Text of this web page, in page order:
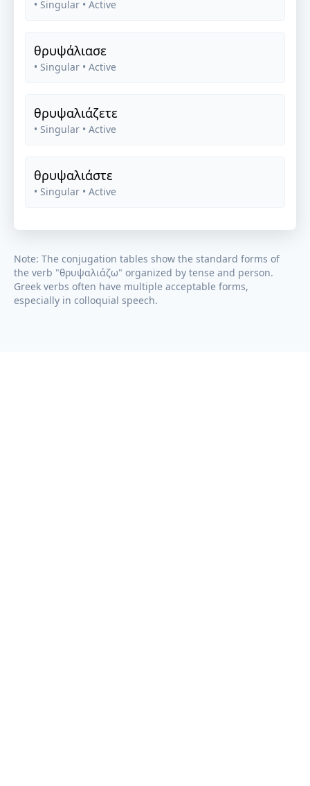
• Singular • Active
θρυψάλιασε
• Singular • Active
θρυψαλιάζετε
• Singular • Active
θρυψαλιάστε
• Singular • Active
Note: The conjugation tables show the standard forms of
the verb "θρυψαλιάζω" organized by tense and person.
Greek verbs often have multiple acceptable forms,
especially in colloquial speech.